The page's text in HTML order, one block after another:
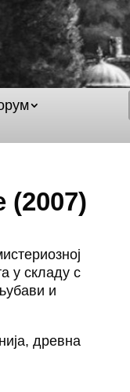
(2007)
у складу с
и
древна